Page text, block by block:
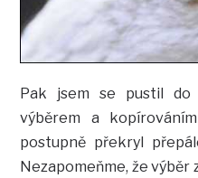
Pak jsem se pustil do
výběrem a
postupně překryl
Nezapomeňme, že